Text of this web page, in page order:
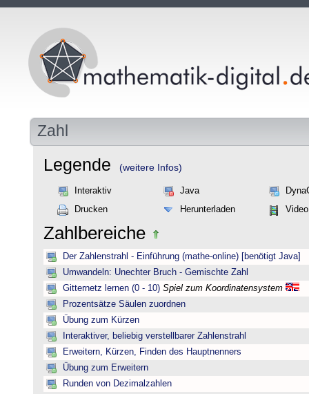
Zahl
Legende (weitere Infos)
Interaktiv Java
Drucken
Herunterladen Video
Zahlbereiche
Der Zahlenstrahl - Einführung (mathe-online) [benötigt Java]
Umwandeln: Unechter Bruch - Gemischte Zahl
Gitternetz lernen (0 - 10) Spiel zum Koordinatensystem
Prozentsätze Säulen zuordnen
Übung zum Kürzen
Interaktiver, beliebig verstellbarer Zahlenstrahl
Erweitern, Kürzen, Finden des Hauptnenners
Übung zum Erweitern
Runden von Dezimalzahlen